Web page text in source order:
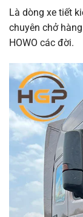
Là dòng xe tiết
chuyên chở
HOWO các đời.